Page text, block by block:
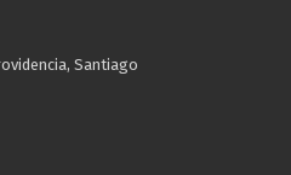
Santiago